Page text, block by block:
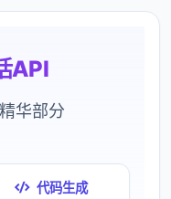
API
华部分
代码生成